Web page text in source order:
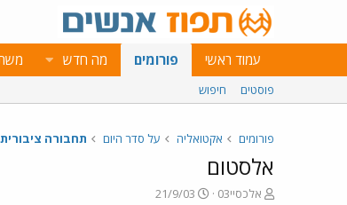
עמוד ראשי פורומים מה חדש
פוסטים חיפוש
פורומים אקטואליה על סדר היום תחבורה ציבורית
אלסטום
פ
אלכסיי03
פ
21/9/03